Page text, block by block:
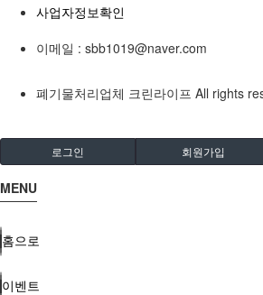
사업자정보확인
이메일 : sbb1019@naver.com
폐기물처리업체 크린라이프 All rights
로그인 회원가입
MENU
홈으로
이벤트